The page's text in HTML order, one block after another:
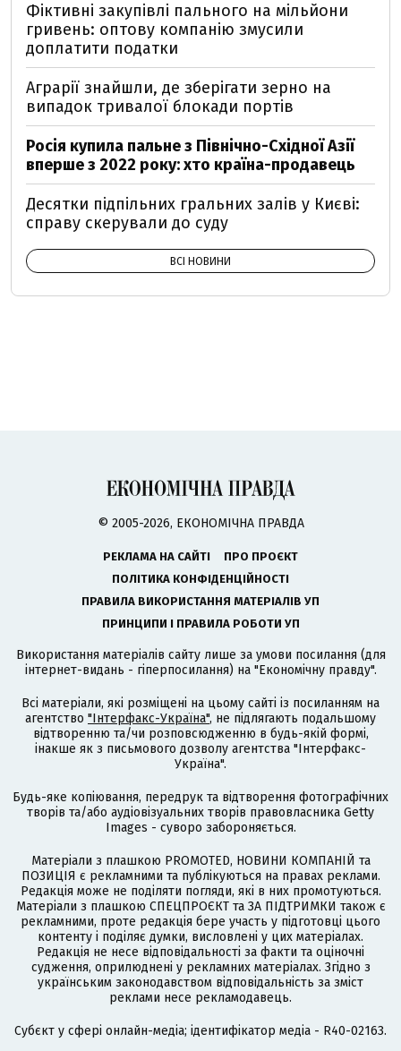
Фіктивні закупівлі пального на мільйони
гривень: оптову компанію змусили
доплатити податки
Аграрії знайшли, де зберігати зерно на
випадок тривалої блокади портів
Росія купила пальне з Північно-Східної Азії
вперше з 2022 року: хто країна-продавець
Десятки підпільних гральних залів у Києві:
справу скерували до суду
ВСІ НОВИНИ
© 2005-2026, ЕКОНОМІЧНА ПРАВДА
РЕКЛАМА НА САЙТІ
ПРО ПРОЄКТ
ПОЛІТИКА КОНФІДЕНЦІЙНОСТІ
ПРАВИЛА ВИКОРИСТАННЯ МАТЕРІАЛІВ УП
ПРИНЦИПИ І ПРАВИЛА РОБОТИ УП
Використання матеріалів сайту лише за умови посилання (для
інтернет-видань - гіперпосилання) на "Економічну правду".
Всі матеріали, які розміщені на цьому сайті із посиланням на
агентство "Інтерфакс-Україна", не підлягають подальшому
відтворенню та/чи розповсюдженню в будь-якій формі,
інакше як з письмового дозволу агентства "Інтерфакс-
Україна".
Будь-яке копіювання, передрук та відтворення фотографічних
творів та/або аудіовізуальних творів правовласника Getty
Images - суворо забороняється.
Матеріали з плашкою PROMOTED, НОВИНИ КОМПАНІЙ та
ПОЗИЦІЯ є рекламними та публікуються на правах реклами.
Редакція може не поділяти погляди, які в них промотуються.
Матеріали з плашкою СПЕЦПРОЄКТ та ЗА ПІДТРИМКИ також є
рекламними, проте редакція бере участь у підготовці цього
контенту і поділяє думки, висловлені у цих матеріалах.
Редакція не несе відповідальності за факти та оціночні
судження, оприлюднені у рекламних матеріалах. Згідно з
українським законодавством відповідальність за зміст
реклами несе рекламодавець.
Cубєкт у сфері онлайн-медіа; ідентифікатор медіа - R40-02163.